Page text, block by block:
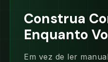
Construa
Enquanto
Em vez de ler